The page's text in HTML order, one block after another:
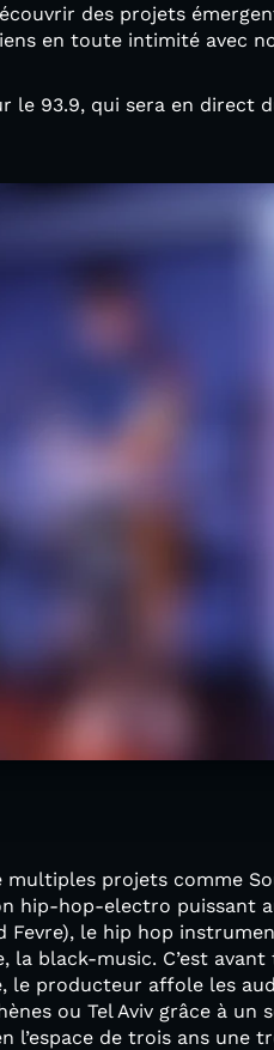
des projets
en toute intimité avec
le 93.9, qui sera en direct
projets comme
hip-hop-electro puissant
Fevre), le hip hop
black-music. C’est
producteur affole les
ou Tel Aviv grâce à
l’espace de trois ans une